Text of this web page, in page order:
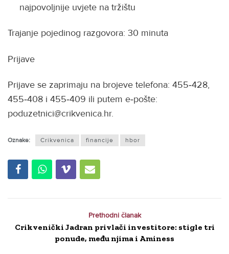
najpovoljnije uvjete na tržištu
Trajanje pojedinog razgovora: 30 minuta
Prijave
Prijave se zaprimaju na brojeve telefona: 455‑428,
455‑408 i 455‑409 ili putem e‑pošte:
poduzetnici@crikvenica.hr.
Oznake: Crikvenica financije hbor
Prethodni članak
Crikvenički Jadran privlači investitore: stigle tri
ponude, među njima i Aminess